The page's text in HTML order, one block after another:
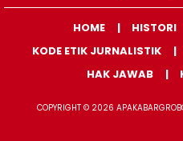
HOME HISTORI
KODE ETIK JURNALISTIK
HAK JAWAB
COPYRIGHT © 2026